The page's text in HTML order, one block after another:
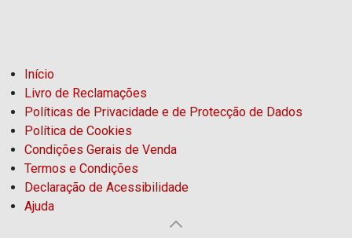
Início
Livro de Reclamações
Políticas de Privacidade e de Protecção de Dados
Política de Cookies
Condições Gerais de Venda
Termos e Condições
Declaração de Acessibilidade
Ajuda